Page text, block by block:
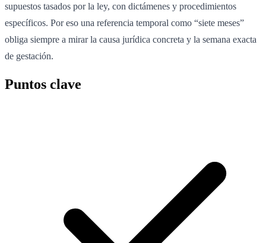
supuestos tasados por la ley, con dictámenes y procedimientos
específicos. Por eso una referencia temporal como “siete meses”
obliga siempre a mirar la causa jurídica concreta y la semana exacta
de gestación.
Puntos clave